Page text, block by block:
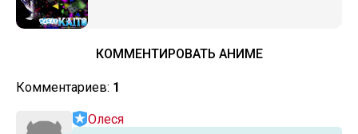
КОММЕНТИРОВАТЬ АНИМЕ
Комментариев: 1
Олеся